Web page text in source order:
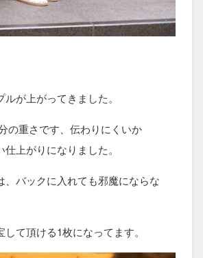
が上がってきました。
の重さです、伝わりにくいか
上がりになりました。
、バックに入れても邪魔にならな
て頂ける1枚になってます。